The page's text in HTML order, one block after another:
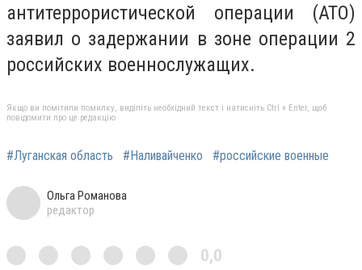
антитеррористической операции (АТО)
заявил о задержании в зоне операции 2
российских военнослужащих.
Якщо ви помітили помилку, виділіть необхідний текст і натисніть Ctrl + Enter, щоб
повідомити про це редакцію
#Луганская область #Наливайченко #российские военные
Ольга Романова
редактор
0,0